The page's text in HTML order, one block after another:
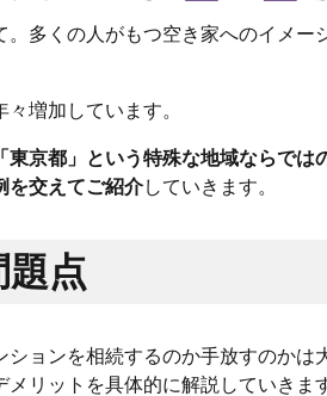
多くの人がもつ空き家へのイメー
増加しています。
「東京都」という特殊な地域ならでは
を交えてご紹介していきます。
点
ョンを相続するのか手放すのかは
リットを具体的に解説していきま